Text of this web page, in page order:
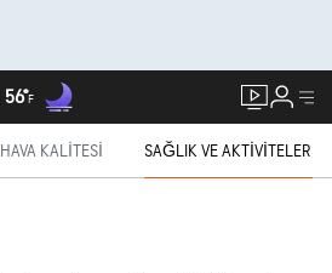
56°F
HAVA KALITESI SAĞLIK VE AKTIVITELER